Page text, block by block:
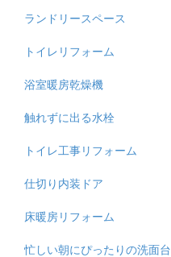
ランドリースペース
トイレリフォーム
浴室暖房乾燥機
触れずに出る水栓
トイレ工事リフォーム
仕切り内装ドア
床暖房リフォーム
忙しい朝にぴったりの洗面台